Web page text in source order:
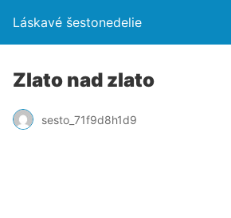
Láskavé šestonedelie
Zlato nad zlato
sesto_71f9d8h1d9